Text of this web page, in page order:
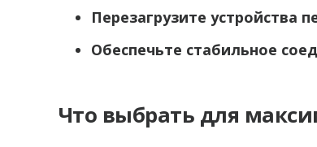
Перезагрузите устройства
Обеспечьте стабильное
Что выбрать для